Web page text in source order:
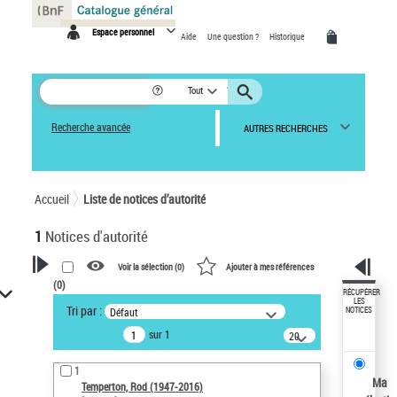
Espace personnel Aide Une question ? Historique
Tout
Recherche avancée AUTRES RECHERCHES
Accueil Liste de notices d’autorité
1 Notices d'autorité
VOTRE RECHERCHE
Recherche avancée dans les
notices d’autorité
Œuvres liées à l'auteur :
Temperton, Rod (1947-2016)
Voir la sélection (0) Ajouter à mes références
(0)
Tri par : Défaut
sur 1
20
résultats/page
1
Temperton, Rod (1947-2016)
RÉCUPÉRER
LES
NOTICES
Ma
Panneau de gestion des cookies